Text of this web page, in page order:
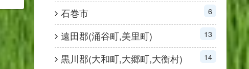
石巻市 6
遠田郡(涌谷町,美里町) 13
黒川郡(大和町,大郷町,大衡村) 14